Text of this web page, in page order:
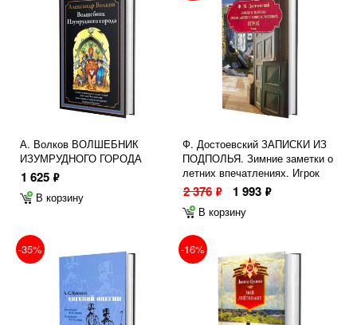
А. Волков ВОЛШЕБНИК
ИЗУМРУДНОГО ГОРОДА
1 625 ф
В корзину
Ф. Достоевский ЗАПИСКИ ИЗ
ПОДПОЛЬЯ. Зимние заметки о
летних впечатлениях. Игрок
2 376 ф 1 993 ф
В корзину
-35% -16%